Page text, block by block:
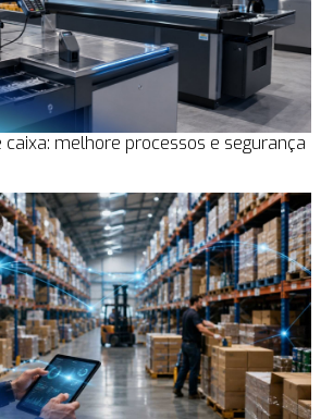
caixa: melhore processos e segurança